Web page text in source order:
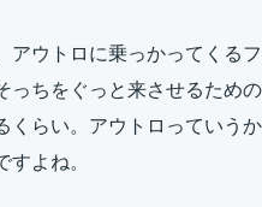
アウトロに乗っかってくるフ
っちをぐっと来させるための
くらい。アウトロっていうか
よね。